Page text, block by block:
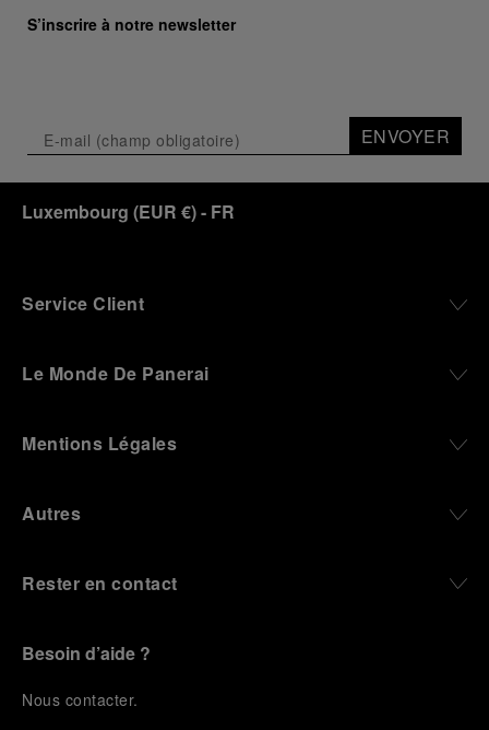
S’inscrire à notre newsletter
ENVOYER
Luxembourg (EUR €)- FR
Service Client
Le Monde De Panerai
Mentions Légales
Autres
Rester en contact
Besoin d’aide ?
Nous contacter.